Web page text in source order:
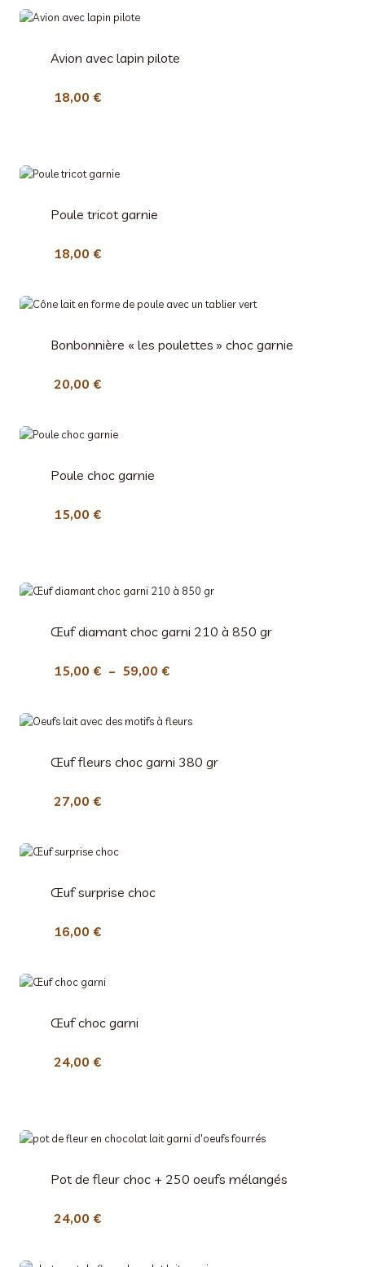
Avion avec lapin pilote
18,00 €
Poule tricot garnie
18,00 €
Bonbonnière « les poulettes » choc garnie
20,00 €
Poule choc garnie
15,00 €
Œuf diamant choc garni 210 à 850 gr
15,00 € – 59,00 €
g
d
0
Œuf fleurs choc garni 380 gr
27,00 €
Œuf surprise choc
16,00 €
Œuf choc garni
24,00 €
Pot de fleur choc + 250 oeufs mélangés
24,00 €